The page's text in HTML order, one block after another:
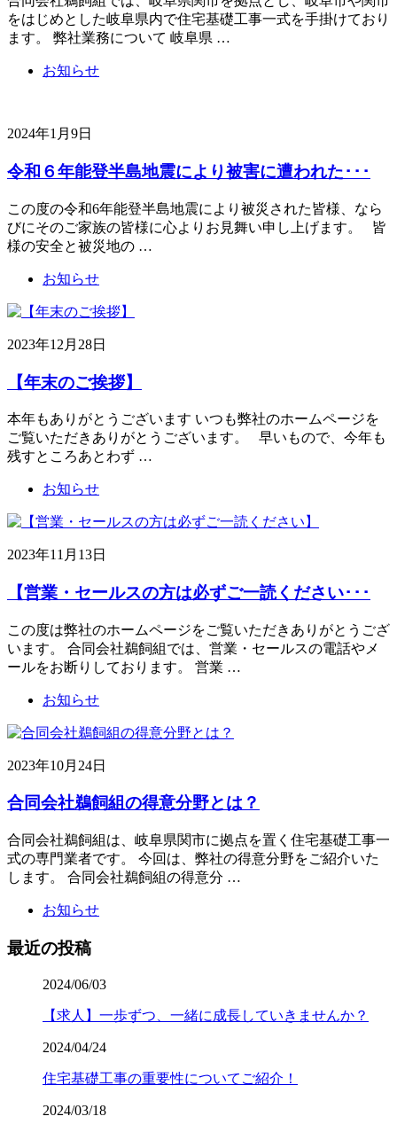
をはじめとした岐阜県内で住宅基礎工事一式を手掛けており
ます。 弊社業務について 岐阜県 …
お知らせ
2024年1月9日
令和６年能登半島地震により被害に遭われた･･･
この度の令和6年能登半島地震により被災された皆様、なら
びにそのご家族の皆様に心よりお見舞い申し上げます。 皆
様の安全と被災地の …
お知らせ
2023年12月28日
【年末のご挨拶】
本年もありがとうございます いつも弊社のホームページを
ご覧いただきありがとうございます。 早いもので、今年も
残すところあとわず …
お知らせ
2023年11月13日
【営業・セールスの方は必ずご一読ください･･･
この度は弊社のホームページをご覧いただきありがとうござ
います。 合同会社鵜飼組では、営業・セールスの電話やメ
ールをお断りしております。 営業 …
お知らせ
2023年10月24日
合同会社鵜飼組の得意分野とは？
合同会社鵜飼組は、岐阜県関市に拠点を置く住宅基礎工事一
式の専門業者です。 今回は、弊社の得意分野をご紹介いた
します。 合同会社鵜飼組の得意分 …
お知らせ
最近の投稿
2024/06/03
【求人】一歩ずつ、一緒に成長していきませんか？
2024/04/24
住宅基礎工事の重要性についてご紹介！
2024/03/18